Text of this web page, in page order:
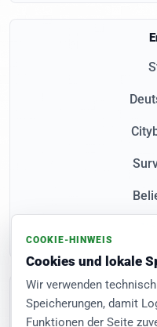
COOKIE-HINWEIS
Cookies und lokale
Wir verwenden
Speicherungen, damit
Funktionen der Seite